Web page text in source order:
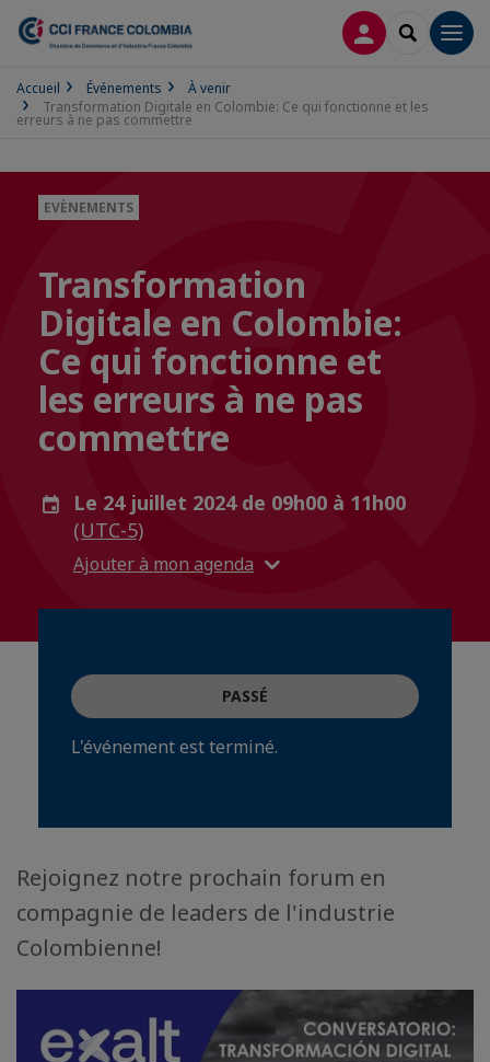
CONNEXION
Accueil Événements
À venir
Transformation Digitale en Colombie: Ce qui fonctionne et les
erreurs à ne pas commettre
EVÈNEMENTS
Transformation
Digitale en Colombie:
Ce qui fonctionne et
les erreurs à ne pas
commettre
Le 24 juillet 2024 de 09h00 à 11h00
(UTC-5)
Ajouter à mon agenda
PASSÉ
L'événement est terminé.
Rejoignez notre prochain forum en
compagnie de leaders de l'industrie
Colombienne!